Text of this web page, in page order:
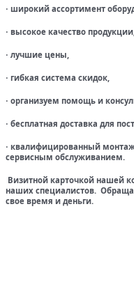
· широкий ассортимент
· высокое качество
· лучшие цены,
· гибкая система скидок,
· организуем помощь и
· бесплатная доставка для
· квалифицированный
сервисным обслуживанием.
Визитной карточкой нашей
наших специалистов.
свое время и деньги.